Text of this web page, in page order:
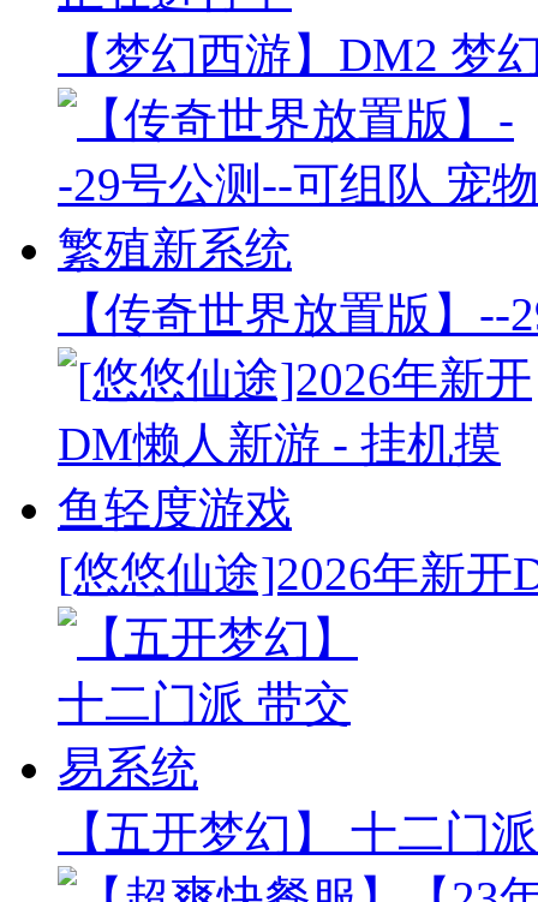
【梦幻西游】DM2 梦
【传奇世界放置版】
[悠悠仙途]2026年新开
【五开梦幻】 十二门